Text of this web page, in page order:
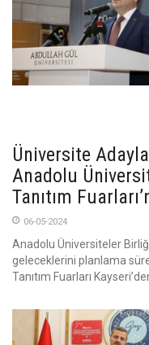
Üniversite
Anadolu
Tanıtım
06-05-2024
Anadolu Üniversiteler
geleceklerini planlama
Tanıtım Fuarları